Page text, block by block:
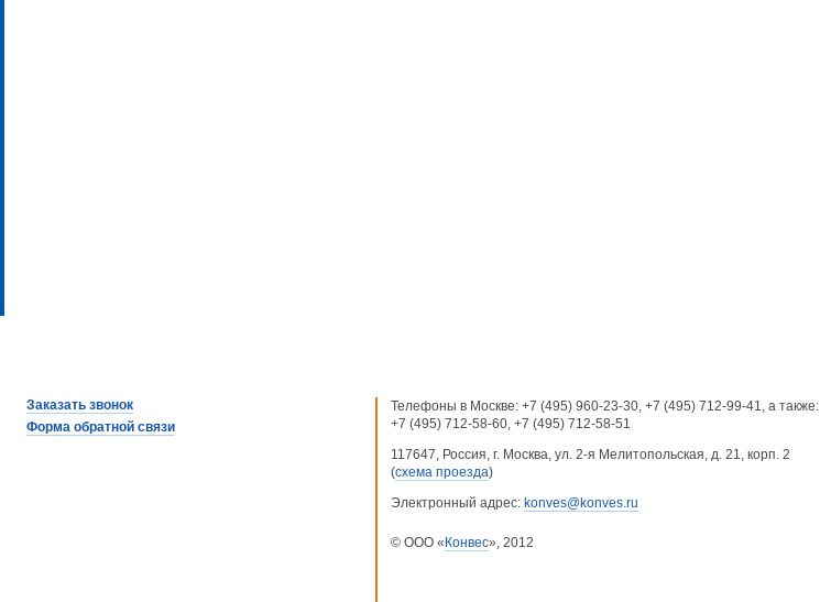
Заказать звонок
Форма обратной связи
Телефоны в Москве: +7 (495) 960-23-30, +7 (495) 712-99-41, а также:
+7 (495) 712-58-60, +7 (495) 712-58-51
117647, Россия, г. Москва, ул. 2-я Мелитопольская, д. 21, корп. 2
(схема проезда)
Электронный адрес: konves@konves.ru
© ООО « Конвес», 2012